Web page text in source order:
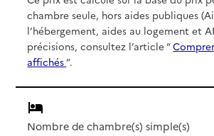
chambre seule, hors aides publiques
l’hébergement, aides au logement et
précisions, consultez l’article “
affichés”.
Nombre de chambre(s) simple(s)